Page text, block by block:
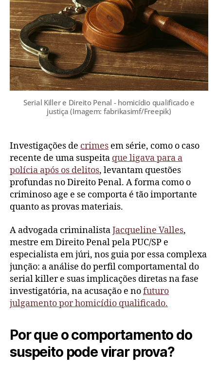
Serial Killer e Direito Penal - homicídio qualificado e
justiça (Imagem: fabrikasimf/Freepik)
Investigações de crimes em série, como o caso
recente de uma suspeita que ligava para a
polícia após os delitos, levantam questões
profundas no Direito Penal. A forma como o
criminoso age e se comporta é tão importante
quanto as provas materiais.
A advogada criminalistaJacqueline Valles,
mestre em Direito Penal pela PUC/SP e
especialista em júri, nos guia por essa complexa
junção: a análise do perfil comportamental do
serial killer e suas implicações diretas na fase
investigatória, na acusação e nofuturo
julgamento por homicídio qualificado.
Por que o comportamento do
suspeito pode virar prova?